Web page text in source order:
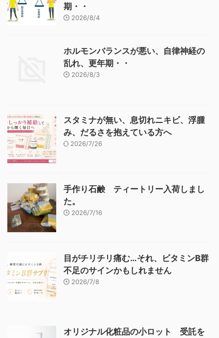
期・・
2026/8/4
ホルモンバランスが悪い、自律神経の
乱れ、更年期・・
2026/8/3
スタミナが無い、息切れニキビ、浮腫
み、だるさを抱えている方へ
2026/7/26
手作り石鹸 ティートリー入荷しまし
た。
2026/7/16
目がチリチリ痛む…それ、ビタミンB群
不足のサインかもしれません
2026/7/8
オリジナル化粧品の小ロット 受託を